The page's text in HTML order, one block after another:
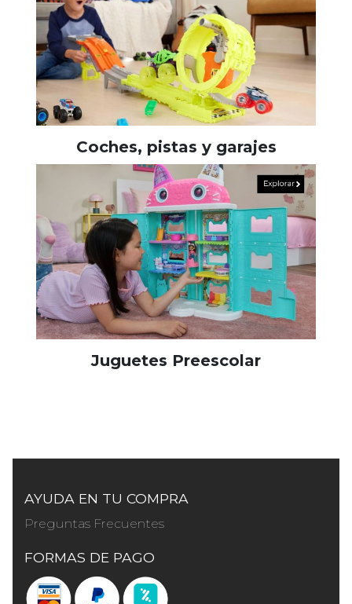
Coches, pistas y garajes
Juguetes Preescolar
AYUDA EN TU COMPRA
Preguntas Frecuentes
FORMAS DE PAGO